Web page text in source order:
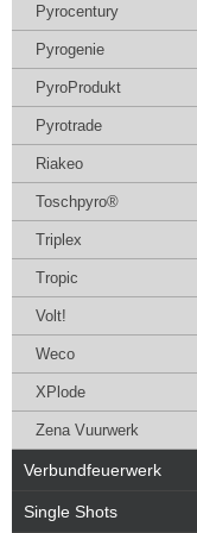
Pyrocentury
Pyrogenie
PyroProdukt
Pyrotrade
Riakeo
Toschpyro®
Triplex
Tropic
Volt!
Weco
XPlode
Zena Vuurwerk
Verbundfeuerwerk
Single Shots